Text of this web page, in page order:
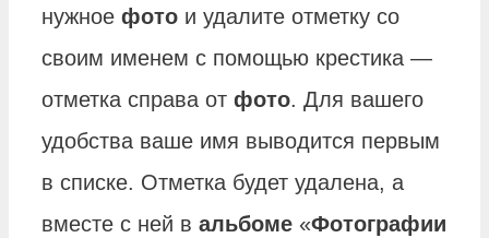
нужное фото и удалите отметку со
своим именем с помощью крестика —
отметка справа от фото. Для вашего
удобства ваше имя выводится первым
в списке. Отметка будет удалена, а
вместе с ней в альбоме «Фотографии